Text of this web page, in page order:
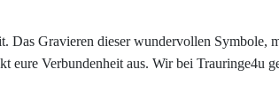
Gravieren dieser wundervollen Symbole,
Verbundenheit aus. Wir bei Trauringe4u